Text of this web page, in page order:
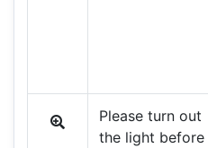
Please turn out
the light before